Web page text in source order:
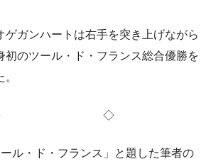
ゲガンハートは右手を突き上げながら
初のツール・ド・フランス総合優勝を
◇
ル・ド・フランス」と題した筆者の